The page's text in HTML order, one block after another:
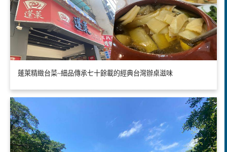
蓬萊精緻台菜~細品傳承七十餘載的經典台灣辦桌滋味